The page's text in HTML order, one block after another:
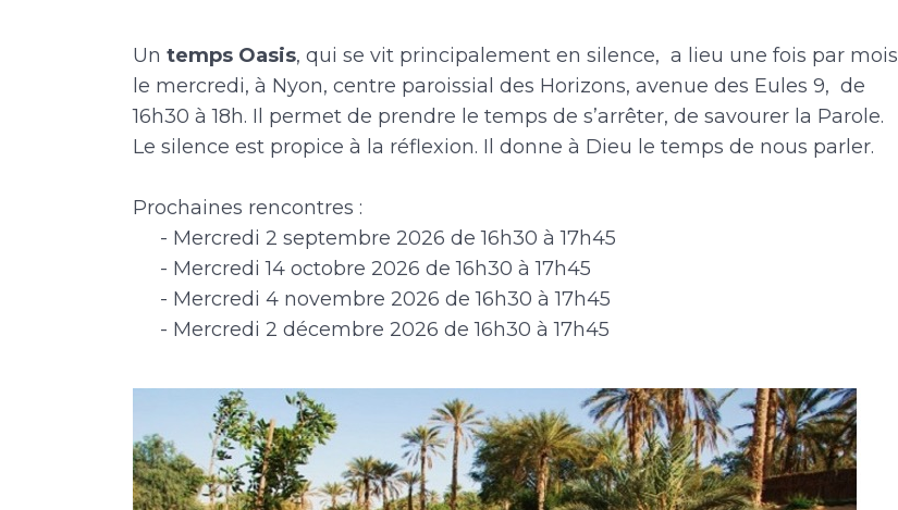
Un temps Oasis, qui se vit principalement en silence, a lieu une fois par mois
le mercredi, à Nyon, centre paroissial des Horizons, avenue des Eules 9, de
16h30 à 18h. Il permet de prendre le temps de s’arrêter, de savourer la Parole.
Le silence est propice à la réflexion. Il donne à Dieu le temps de nous parler.
Prochaines rencontres :
- Mercredi 2 septembre 2026 de 16h30 à 17h45
- Mercredi 14 octobre 2026 de 16h30 à 17h45
- Mercredi 4 novembre 2026 de 16h30 à 17h45
- Mercredi 2 décembre 2026 de 16h30 à 17h45